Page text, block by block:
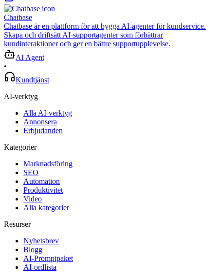
Chatbase
Chatbase är en plattform för att bygga AI-agenter för kundservice.
Skapa och driftsätt AI-supportagenter som förbättrar
kundinteraktioner och ger en bättre supportupplevelse.
AI Agent
•
Kundtjänst
AI-verktyg
Alla AI-verktyg
Annonsera
Erbjudanden
Kategorier
Marknadsföring
SEO
Automation
Produktivitet
Video
Alla kategorier
Resurser
Nyhetsbrev
Blogg
AI-Promptpaket
AI-ordlista